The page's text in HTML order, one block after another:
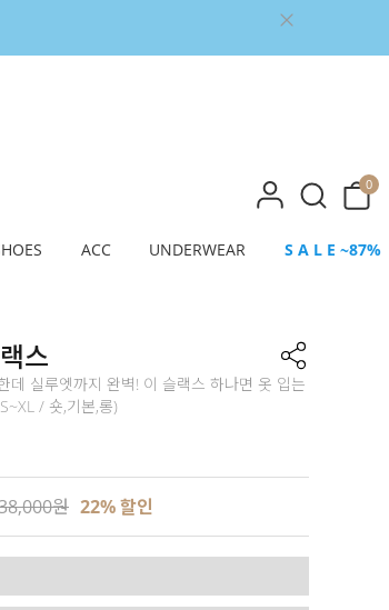
0
ACC UNDERWEAR S A L E ~87%
스
실루엣까지 완벽! 이 슬랙스 하나면 옷 입는
/ 숏,기본,롱)
원 22% 할인